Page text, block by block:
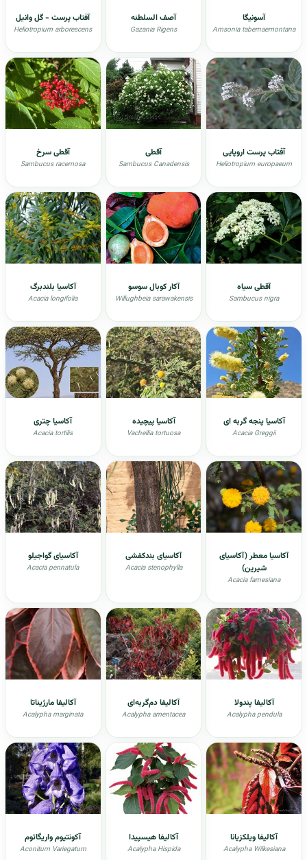
آسونيگا
Amsonia tabernaemontana
آصف السلطنه
Gazania Rigens
آفتاب پرست - گل وانیل
Heliotropium arborescens
آفتاب پرست اروپایی
Heliotropium europaeum
آقطی
Sambucus Canadensis
آقطی سرخ
Sambucus racemosa
آقطی سیاه
Sambucus nigra
آکار کوبال سوسو
Willughbeia sarawakensis
آکاسیا بلندبرگ
Acacia longifolia
آکاسیا پنجه گربه ای
Acacia Greggii
آکاسیا پیچیده
Vachellia tortuosa
آکاسیا چتری
Acacia tortilis
آکاسیا معطر (آکاسیای
شیرین)
Acacia farnesiana
آکاسیای بندکفشی
Acacia stenophylla
آکاسیای گواجیلو
Acacia pennatula
آکالیفا پندولا
Acalypha pendula
آکالیفا دم‌گربه‌ای
Acalypha amentacea
آکالیفا مارژیناتا
Acalypha marginata
آکالیفا ویلکزیانا
Acalypha Wilkesiana
آکالیفا هیسپیدا
Acalypha Hispida
آکونتیوم واریگاتوم
Aconitum Variegatum